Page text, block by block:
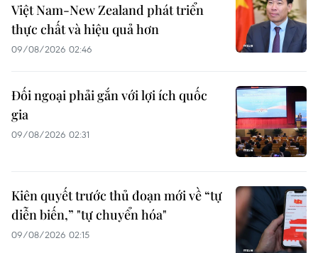
Việt Nam-New Zealand phát triển
thực chất và hiệu quả hơn
09/08/2026 02:46
Đối ngoại phải gắn với lợi ích quốc
gia
09/08/2026 02:31
Kiên quyết trước thủ đoạn mới về “tự
diễn biến,” "tự chuyển hóa"
09/08/2026 02:15